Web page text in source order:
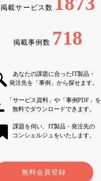
掲載サービス数
掲載事例数 718
あなたの課題に合ったIT製品・
発注先を「事例」から探せます。
「サービス資料」や「事例PDF」を
無料でダウンロードできます。
課題を伺い、IT製品・発注先の
コンシェルジュをいたします。
無料会員登録